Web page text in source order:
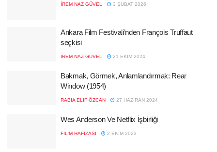
İREM NAZ GÜVEL 3 ŞUBAT 2026
Ankara Film Festivali’nden François Truffaut
seçkisi
İREM NAZ GÜVEL 21 EKIM 2024
Bakmak, Görmek, Anlamlandırmak: Rear
Window (1954)
RABIA ELIF ÖZCAN 27 HAZIRAN 2024
Wes Anderson Ve Netflix İşbirliği
FIL'M HAFIZASI 2 EKIM 2023